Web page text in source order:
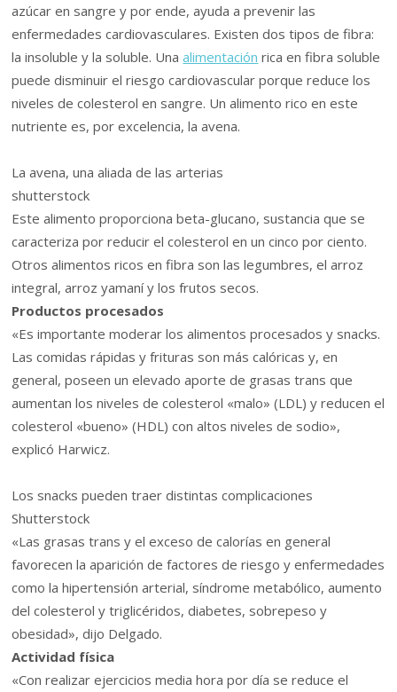
azúcar en sangre y por ende, ayuda a prevenir las
enfermedades cardiovasculares. Existen dos tipos de fibra:
la insoluble y la soluble. Unaalimentación rica en fibra soluble
puede disminuir el riesgo cardiovascular porque reduce los
niveles de colesterol en sangre. Un alimento rico en este
nutriente es, por excelencia, la avena.
La avena, una aliada de las arterias
shutterstock
Este alimento proporciona beta-glucano, sustancia que se
caracteriza por reducir el colesterol en un cinco por ciento.
Otros alimentos ricos en fibra son las legumbres, el arroz
integral, arroz yamaní y los frutos secos.
Productos procesados
«Es importante moderar los alimentos procesados y snacks.
Las comidas rápidas y frituras son más calóricas y, en
general, poseen un elevado aporte de grasas trans que
aumentan los niveles de colesterol «malo» (LDL) y reducen el
colesterol «bueno» (HDL) con altos niveles de sodio»,
explicó Harwicz.
Los snacks pueden traer distintas complicaciones
Shutterstock
«Las grasas trans y el exceso de calorías en general
favorecen la aparición de factores de riesgo y enfermedades
como la hipertensión arterial, síndrome metabólico, aumento
del colesterol y triglicéridos, diabetes, sobrepeso y
obesidad», dijo Delgado.
Actividad física
«Con realizar ejercicios media hora por día se reduce el